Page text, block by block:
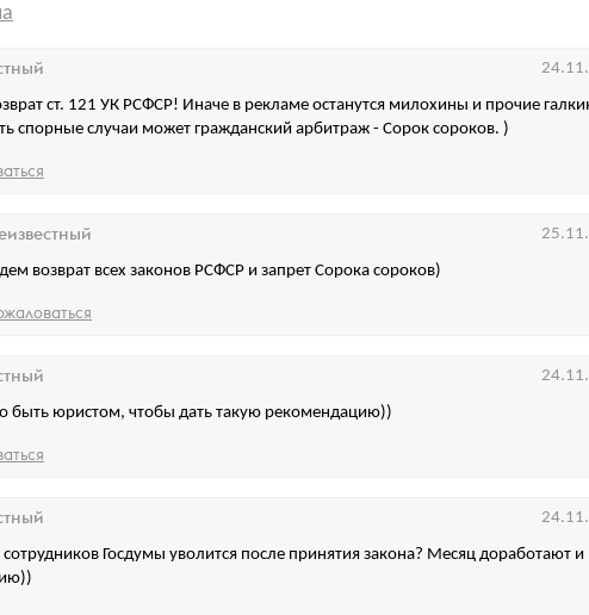
ст. 121 УК РСФСР! Иначе в рекламе останутся милохины и прочие
спорные случаи может гражданский арбитраж - Сорок сороков. )
возврат всех законов РСФСР и запрет Сорока сороков)
быть юристом, чтобы дать такую рекомендацию))
Госдумы уволится после принятия закона? Месяц доработают и